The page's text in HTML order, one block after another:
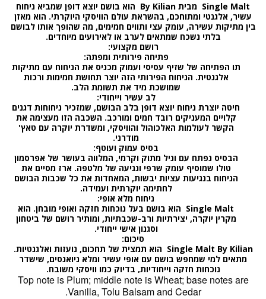
Single Malt מבית By Kilian הוא בושם יוצא דופן שמביא ניחוח
עשיר, אלגנטי ומתוחכם, בהשראת עולם הוויסקי היוקרתי. הוא מאזן
בין מתיקות עשירה, עומק עצי ותווים חמימים, מה שהופך אותו לבושם
בלתי נשכח שמתאים לערב או לאירועים מיוחדים.
רושם מקצועי:
פתיחה פירותית ומפתה:
תו הפתיחה של שזיף עסיסי ועמוק מכניס את הניחוח עם מתיקות
אלגנטית. הניחוח הפירותי הזה יוצר תחושת חמימות ורכות
שמושכת מיד את תשומת הלב.
לב עשיר וייחודי:
חיטה יוצרת ניחוח יוצא דופן בלב הבושם, שמזכיר ניחוחות דגנים
קלויים המעניקים רובד חמים ומורכב. השכבה הזו מעצימה את
הקשר לעולמות האלכוהול והוויסקי, ומשדרת יוקרה עם טאץ'
מודרני.
בסיס עמוק ועוטף:
הבסיס נפתח עם וניל מתוק וקרמי, המלווה בעושר של אפרסמון
טולו שמוסיף עומק שרפי ונגיעה של מלטפה. ארז מסיים את
הניחוח בנגיעות עציות יבשות, המאחדות את כל שכבות הבושם
לחתימה יוקרתית ועמידה.
ניחוח מלא אופי:
Single Malt הוא בושם בעל נוכחות חזקה ואופי מובחן. הוא
מקרין יוקרה, יצירתיות ורב-שכבתיות, ומותיר רושם של ביטחון
וסגנון אישי ייחודי.
סיכום:
Single Malt By Kilian הוא תמצית של תחכום, נועזות ואלגנטיות.
מתאים למי שמחפש בושם עם אופי עשיר ומלא ניואנסים, שישדר
נוכחות חזקה וייחודיות, בדיוק כמו וויסקי משובח.
Top note is Plum; middle note is Wheat; base notes are
Vanilla, Tolu Balsam and Cedar.